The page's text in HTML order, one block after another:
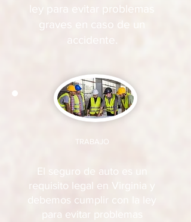
ley para evitar problemas
graves en caso de un
accidente.
TRABAJO
El seguro de auto es un
requisito legal en Virginia y
debemos cumplir con la ley
para evitar problemas